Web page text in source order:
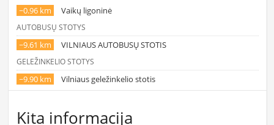
~0.96 km
Vaikų ligoninė
AUTOBUSŲ STOTYS
~9.61 km VILNIAUS AUTOBUSŲ STOTIS
GELEŽINKELIO STOTYS
~9.90 km Vilniaus geležinkelio stotis
Kita informacija